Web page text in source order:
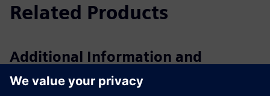
Related Products
Additional Information and
Resources